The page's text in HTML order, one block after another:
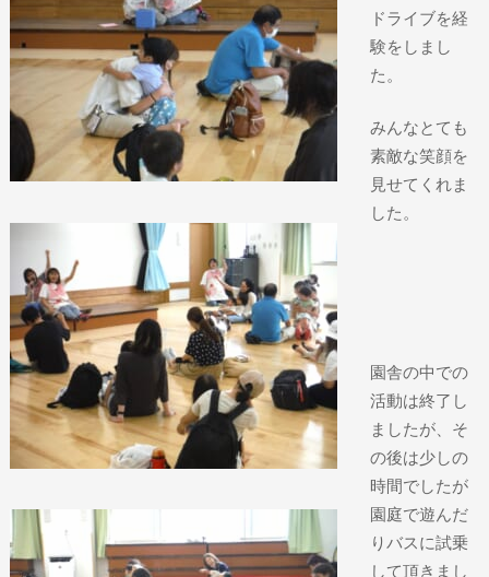
ドライブを経
験をしまし
た。
みんなとても
素敵な笑顔を
見せてくれま
した。
園舎の中での
活動は終了し
ましたが、そ
の後は少しの
時間でしたが
園庭で遊んだ
りバスに試乗
して頂きまし